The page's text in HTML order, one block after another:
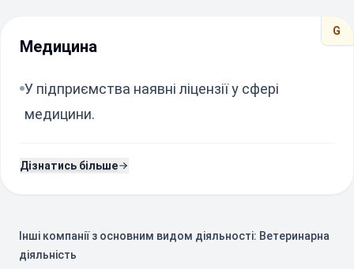
G
Медицина
У підприємства наявні ліцензії у сфері
медицини.
Дізнатись більше
Інші компанії з основним видом діяльності: Ветеринарна
діяльність